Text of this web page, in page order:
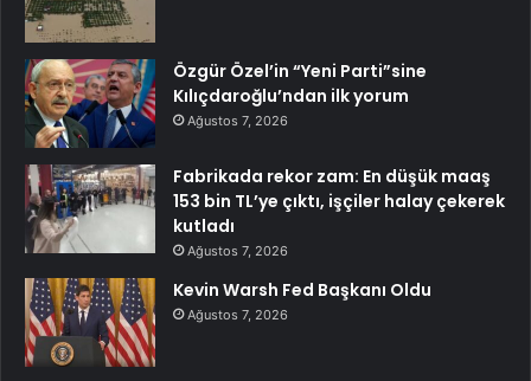
Özgür Özel’in “Yeni Parti”sine
Kılıçdaroğlu’ndan ilk yorum
Ağustos 7, 2026
Fabrikada rekor zam: En düşük maaş
153 bin TL’ye çıktı, işçiler halay çekerek
kutladı
Ağustos 7, 2026
Kevin Warsh Fed Başkanı Oldu
Ağustos 7, 2026